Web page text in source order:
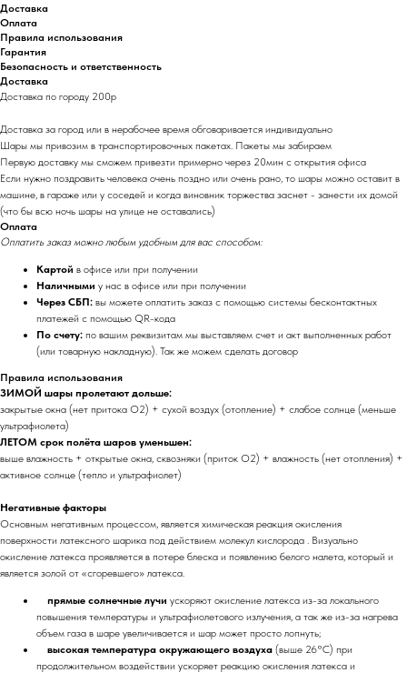
Доставка
Оплата
Правила использования
Гарантия
Безопасность и ответственность
Доставка
Доставка по городу 200р
Доставка за город или в нерабочее время обговаривается индивидуально
Шары мы привозим в транспортировочных пакетах. Пакеты мы забираем
Первую доставку мы сможем привезти примерно через 20мин с открытия офиса
Если нужно поздравить человека очень поздно или очень рано, то шары можно оставит в
машине, в гараже или у соседей и когда виновник торжества заснет - занести их домой
(что бы всю ночь шары на улице не оставались)
Оплата
Оплатить заказ можно любым удобным для вас способом:
Картой в офисе или при получении
Наличными у нас в офисе или при получении
Через СБП: вы можете оплатить заказ с помощью системы бесконтактных
платежей с помощью QR-кода
По счету: по вашим реквизитам мы выставляем счет и акт выполненных работ
(или товарную накладную). Так же можем сделать договор
Правила использования
ЗИМОЙ шары пролетают дольше:
закрытые окна (нет притока O2) + сухой воздух (отопление) + слабое солнце (меньше
ультрафиолета)
ЛЕТОМ срок полёта шаров уменьшен:
выше влажность + открытые окна, сквозняки (приток O2) + влажность (нет отопления) +
активное солнце (тепло и ультрафиолет)
Негативные факторы
Основным негативным процессом, является химическая реакция окисления
поверхности латексного шарика под действием молекул кислорода . Визуально
окисление латекса проявляется в потере блеска и появлению белого налета, который и
является золой от «сгоревшего» латекса.
прямые солнечные лучи ускоряют окисление латекса из-за локального
повышения температуры и ультрафиолетового излучения, а так же из-за нагрева
объем газа в шаре увеличивается и шар может просто лопнуть;
высокая температура окружающего воздуха (выше 26°C) при
продолжительном воздействии ускоряет реакцию окисления латекса и